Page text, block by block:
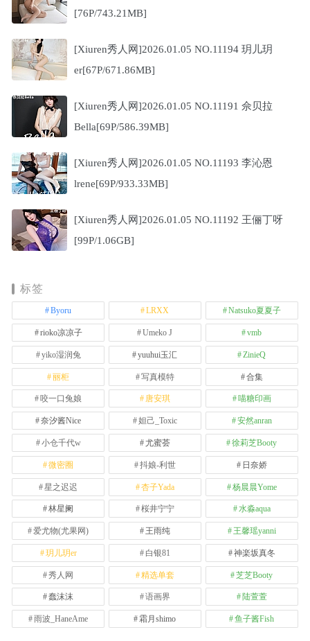
[76P/743.21MB]
[Xiuren秀人网]2026.01.05 NO.11194 玥儿玥
er[67P/671.86MB]
[Xiuren秀人网]2026.01.05 NO.11191 佘贝拉
Bella[69P/586.39MB]
[Xiuren秀人网]2026.01.05 NO.11193 李沁恩
lrene[69P/933.33MB]
[Xiuren秀人网]2026.01.05 NO.11192 王俪丁呀
[99P/1.06GB]
标签
Byoru LRXX Natsuko夏夏子
rioko凉凉子 Umeko J vmb
yiko湿润兔 yuuhui玉汇 ZinieQ
丽柜 写真模特 合集
咬一口兔娘 唐安琪 喵糖印画
奈汐酱Nice 妲己_Toxic 安然anran
小仓千代w 尤蜜荟 徐莉芝Booty
微密圈 抖娘-利世 日奈娇
星之迟迟 杏子Yada 杨晨晨Yome
林星阑 桜井宁宁 水淼aqua
爱尤物(尤果网) 王雨纯 王馨瑶yanni
玥儿玥er 白银81 神楽坂真冬
秀人网 精选单套 芝芝Booty
蠢沫沫 语画界 陆萱萱
雨波_HaneAme 霜月shimo 鱼子酱Fish